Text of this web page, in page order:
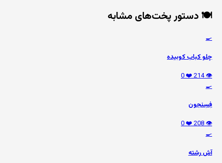
🍽️ دستور پخت‌های مشابه
🍳
چلو کباب کوبیده
👁️ 214
❤️ 0
🍳
فِسِنجون
👁️ 208
❤️ 0
🍳
آش رشته